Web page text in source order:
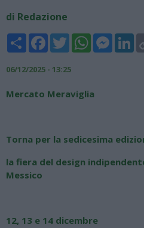
di Redazione
Share FacebookTwitterWhatsApp
06/12/2025 - 13:25
Mercato Meraviglia
Torna per la sedicesima
la fiera del design
Messico
12, 13 e 14 dicembre